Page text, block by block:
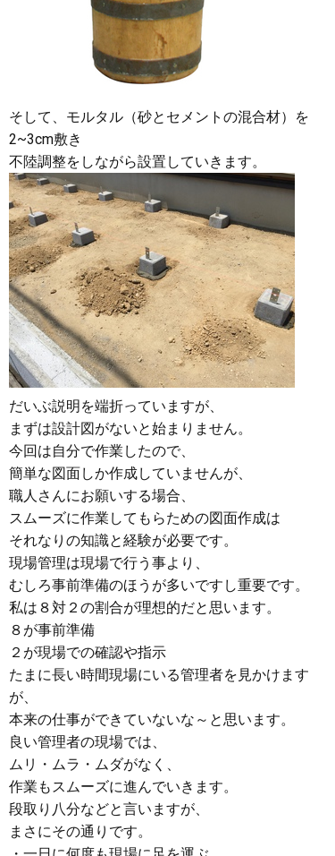
そして、モルタル（砂とセメントの混合材）を
2~3cm敷き
不陸調整をしながら設置していきます。
だいぶ説明を端折っていますが、
まずは設計図がないと始まりません。
今回は自分で作業したので、
簡単な図面しか作成していませんが、
職人さんにお願いする場合、
スムーズに作業してもらための図面作成は
それなりの知識と経験が必要です。
現場管理は現場で行う事より、
むしろ事前準備のほうが多いですし重要です。
私は８対２の割合が理想的だと思います。
８が事前準備
２が現場での確認や指示
たまに長い時間現場にいる管理者を見かけます
が、
本来の仕事ができていないな～と思います。
良い管理者の現場では、
ムリ・ムラ・ムダがなく、
作業もスムーズに進んでいきます。
段取り八分などと言いますが、
まさにその通りです。